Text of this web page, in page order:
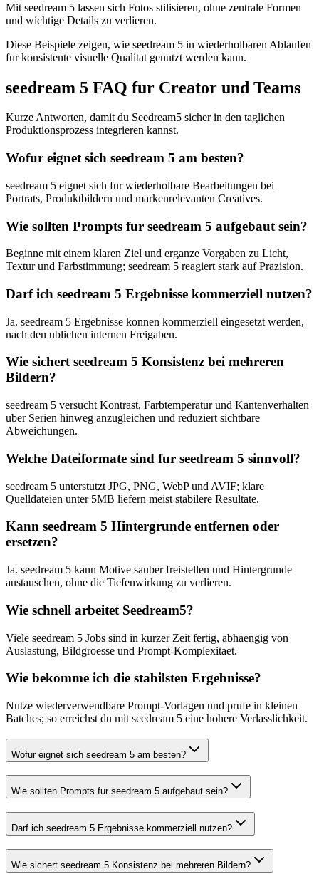
Mit seedream 5 lassen sich Fotos stilisieren, ohne zentrale Formen
und wichtige Details zu verlieren.
Diese Beispiele zeigen, wie seedream 5 in wiederholbaren Ablaufen
fur konsistente visuelle Qualitat genutzt werden kann.
seedream 5 FAQ fur Creator und Teams
Kurze Antworten, damit du Seedream5 sicher in den taglichen
Produktionsprozess integrieren kannst.
Wofur eignet sich seedream 5 am besten?
seedream 5 eignet sich fur wiederholbare Bearbeitungen bei
Portrats, Produktbildern und markenrelevanten Creatives.
Wie sollten Prompts fur seedream 5 aufgebaut sein?
Beginne mit einem klaren Ziel und erganze Vorgaben zu Licht,
Textur und Farbstimmung; seedream 5 reagiert stark auf Prazision.
Darf ich seedream 5 Ergebnisse kommerziell nutzen?
Ja. seedream 5 Ergebnisse konnen kommerziell eingesetzt werden,
nach den ublichen internen Freigaben.
Wie sichert seedream 5 Konsistenz bei mehreren
Bildern?
seedream 5 versucht Kontrast, Farbtemperatur und Kantenverhalten
uber Serien hinweg anzugleichen und reduziert sichtbare
Abweichungen.
Welche Dateiformate sind fur seedream 5 sinnvoll?
seedream 5 unterstutzt JPG, PNG, WebP und AVIF; klare
Quelldateien unter 5MB liefern meist stabilere Resultate.
Kann seedream 5 Hintergrunde entfernen oder
ersetzen?
Ja. seedream 5 kann Motive sauber freistellen und Hintergrunde
austauschen, ohne die Tiefenwirkung zu verlieren.
Wie schnell arbeitet Seedream5?
Viele seedream 5 Jobs sind in kurzer Zeit fertig, abhaengig von
Auslastung, Bildgroesse und Prompt-Komplexitaet.
Wie bekomme ich die stabilsten Ergebnisse?
Nutze wiederverwendbare Prompt-Vorlagen und prufe in kleinen
Batches; so erreichst du mit seedream 5 eine hohere Verlasslichkeit.
Wofur eignet sich seedream 5 am besten?
Wie sollten Prompts fur seedream 5 aufgebaut sein?
Darf ich seedream 5 Ergebnisse kommerziell nutzen?
Wie sichert seedream 5 Konsistenz bei mehreren Bildern?